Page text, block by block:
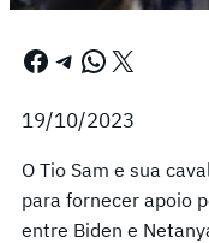
Facebook Telegram WhatsApp X
19/10/2023
O Tio Sam e sua
para fornecer apoio
entre Biden e